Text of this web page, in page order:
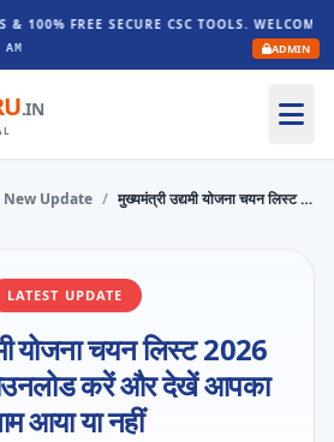
SECURE CSC TOOLS. WELCOME TO
ADMIN
.IN
New Update / मुख्यमंत्री उद्यमी योजना चयन लिस्ट 2026 जारी, PDF डाउनलोड करें और देखें आपका नाम आया या नहीं
LATEST UPDATE
योजना चयन लिस्ट 2026
करें और देखें आपका
आया या नहीं